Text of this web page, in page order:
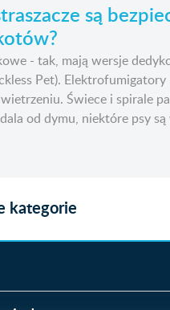
są
- tak, mają wersje
Pet).
Świece i spirale
od dymu, niektóre psy
kategorie